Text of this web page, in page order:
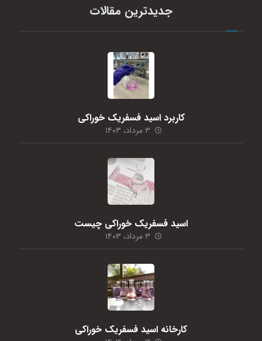
جدیدترین مقالات
کاربرد اسید فسفریک خوراکی
۳ مرداد، ۱۴۰۳
اسید فسفریک خوراکی چیست
۳ مرداد، ۱۴۰۳
کارخانه اسید فسفریک خوراکی